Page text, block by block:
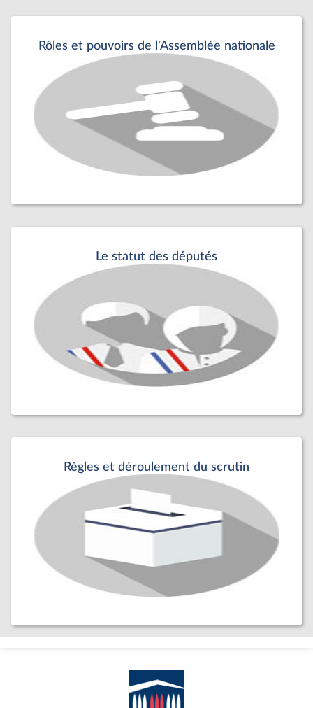
Rôles et pouvoirs de l'Assemblée nationale
Le statut des députés
Règles et déroulement du scrutin